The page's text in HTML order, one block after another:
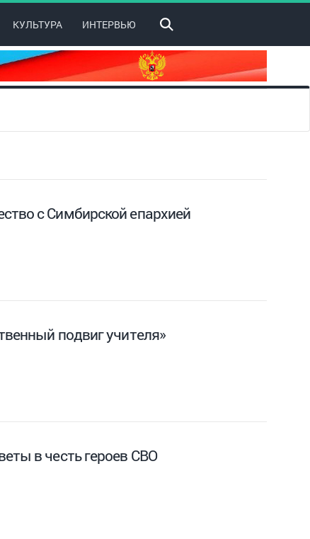
КУЛЬТУРА ИНТЕРВЬЮ
с Симбирской епархией
подвиг учителя»
в честь героев СВО